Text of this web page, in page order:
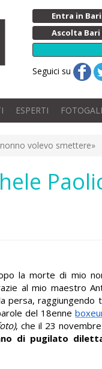
Entra in
Ascolta
Seguici su
ESPERTI
volevo smettere»
la morte di mio
al mio maestro
persa, raggiungendo
del 18enne
, che il 23
di pugilato